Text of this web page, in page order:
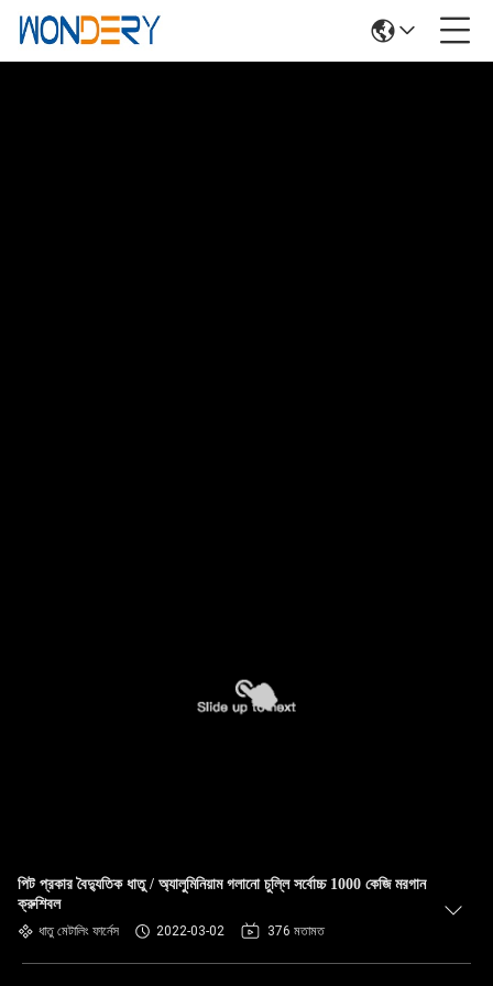
পিট প্রকার বৈদ্যুতিক ধাতু / অ্যালুমিনিয়াম গলানো চুল্লি সর্বোচ্চ 1000 কেজি মরগান
ক্রুশিবল
ধাতু মেটালিং ফার্নেস 2022-03-02 376 মতামত